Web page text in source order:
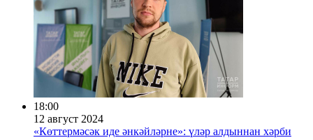
18:00
12 август 2024
«Көттермәсәк иде әнкәйләрне»: үләр алдыннан хәрби